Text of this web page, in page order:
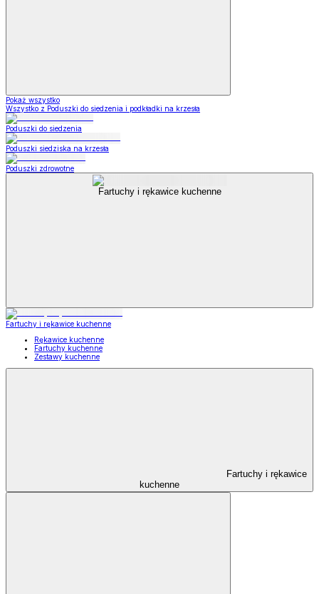
Pokaż wszystko
Wszystko z Poduszki do siedzenia i podkładki na krzesła
Poduszki do siedzenia
Poduszki siedziska na krzesła
Poduszki zdrowotne
Fartuchy i rękawice kuchenne
Fartuchy i rękawice kuchenne
Rękawice kuchenne
Fartuchy kuchenne
Zestawy kuchenne
Fartuchy i rękawice
kuchenne